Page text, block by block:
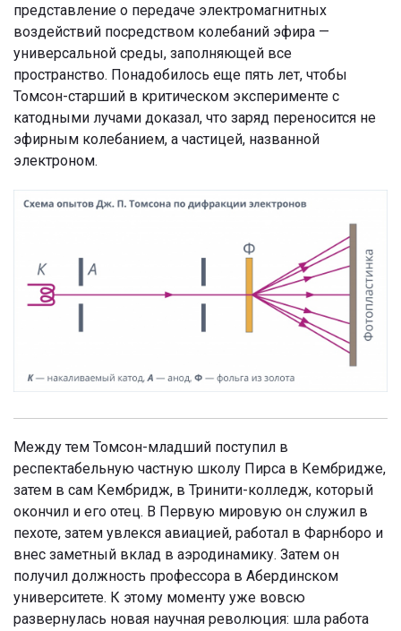
представление о передаче электромагнитных
воздействий посредством колебаний эфира —
универсальной среды, заполняющей все
пространство. Понадобилось еще пять лет, чтобы
Томсон-старший в критическом эксперименте с
катодными лучами доказал, что заряд переносится не
эфирным колебанием, а частицей, названной
электроном.
Между тем Томсон-младший поступил в
респектабельную частную школу Пирса в Кембридже,
затем в сам Кембридж, в Тринити-колледж, который
окончил и его отец. В Первую мировую он служил в
пехоте, затем увлекся авиацией, работал в Фарнборо и
внес заметный вклад в аэродинамику. Затем он
получил должность профессора в Абердинском
университете. К этому моменту уже вовсю
развернулась новая научная революция: шла работа